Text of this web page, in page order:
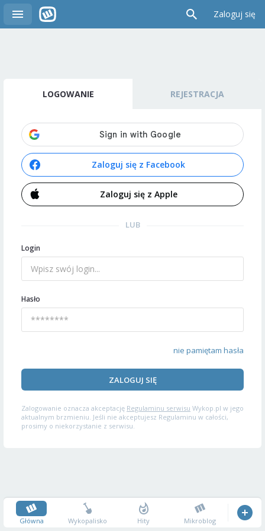
Zaloguj się
LOGOWANIE REJESTRACJA
Zaloguj się z Facebook
Zaloguj się z Apple
LUB
Login
Hasło
nie pamiętam hasła
ZALOGUJ SIĘ
Zalogowanie oznacza akceptację Regulaminu serwisu Wykop.pl w jego
aktualnym brzmieniu. Jeśli nie akceptujesz Regulaminu w całości,
prosimy o niekorzystanie z serwisu.
Główna Wykopalisko Hity Mikroblog